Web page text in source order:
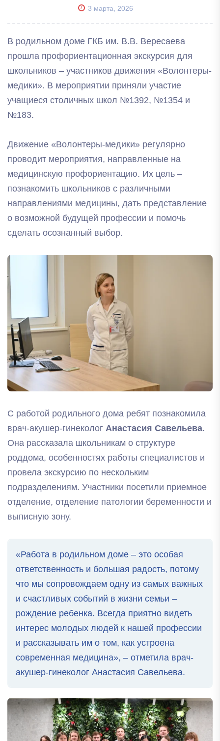
3 марта, 2026
В родильном доме ГКБ им. В.В. Вересаева
прошла профориентационная экскурсия для
школьников – участников движения «Волонтеры-
медики». В мероприятии приняли участие
учащиеся столичных школ №1392, №1354 и
№183.
Движение «Волонтеры-медики» регулярно
проводит мероприятия, направленные на
медицинскую профориентацию. Их цель –
познакомить школьников с различными
направлениями медицины, дать представление
о возможной будущей профессии и помочь
сделать осознанный выбор.
С работой родильного дома ребят познакомила
врач-акушер-гинеколог Анастасия Савельева.
Она рассказала школьникам о структуре
роддома, особенностях работы специалистов и
провела экскурсию по нескольким
подразделениям. Участники посетили приемное
отделение, отделение патологии беременности и
выписную зону.
«Работа в родильном доме – это особая
ответственность и большая радость, потому
что мы сопровождаем одну из самых важных
и счастливых событий в жизни семьи –
рождение ребенка. Всегда приятно видеть
интерес молодых людей к нашей профессии
и рассказывать им о том, как устроена
современная медицина», – отметила врач-
акушер-гинеколог Анастасия Савельева.